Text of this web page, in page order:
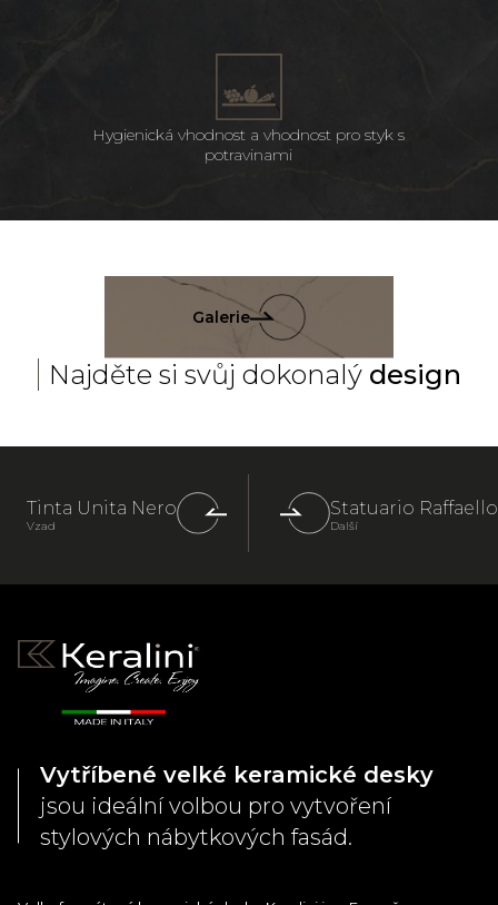
Hygienická vhodnost a vhodnost pro styk s
potravinami
Galerie
Najděte si svůj dokonalýdesign
Tinta Unita Nero
Vzad
Statuario Raffaello
Další
Vytříbené velké keramické desky
jsou ideální volbou pro vytvoření
stylových nábytkových fasád.